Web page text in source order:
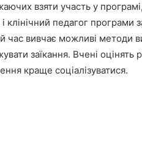
взяти участь у
клінічний педагог
час вивчає можливі методи
заїкання. Вчені оцінять
краще соціалізуватися.